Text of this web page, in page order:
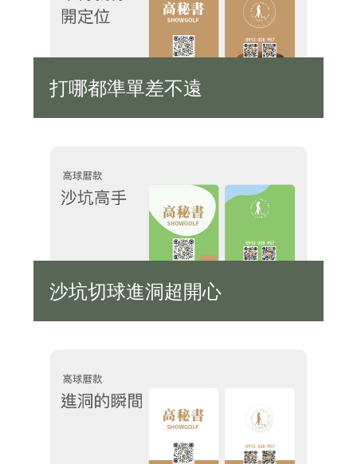
打哪都準單差不遠
沙坑切球進洞超開心